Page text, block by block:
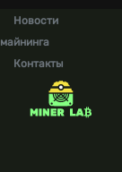
Новости
майнинга
Контакты